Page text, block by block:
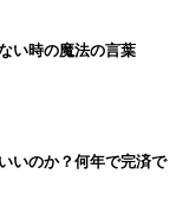
い時の魔法の言葉
いのか？何年で完済で